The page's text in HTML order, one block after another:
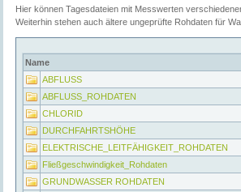
Hier können Tagesdateien mit Messwerten
Weiterhin stehen auch ältere ungeprüfte Rohdaten für
Name
ABFLUSS
ABFLUSS_ROHDATEN
CHLORID
DURCHFAHRTSHÖHE
ELEKTRISCHE_LEITFÄHIGKEIT_ROHDATEN
Fließgeschwindigkeit_Rohdaten
GRUNDWASSER ROHDATEN